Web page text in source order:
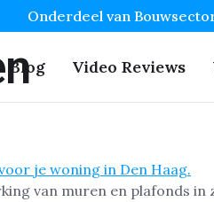
Onderdeel van
Blog Video Reviews
van muren en plafonds